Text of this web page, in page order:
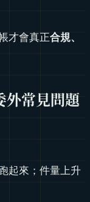
才會真正合規、
外常見問題
起來；件量上升